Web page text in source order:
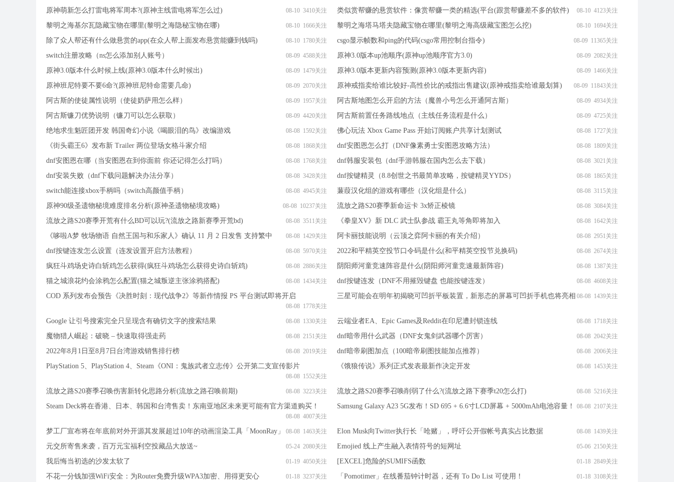
原神萌新怎么打雷电将军周本?(原神主线雷电将军怎么过) 08-10 3410关注 类似赏帮赚的悬赏软件：像赏帮赚一类的精选(平台(跟赏帮赚差不多的软件) 08-10 4123关注
黎明之海基尔瓦隐藏宝物在哪里(黎明之海隐秘宝物在哪) 08-10 1666关注 黎明之海塔马塔夫隐藏宝物在哪里(黎明之海高级藏宝图怎么挖) 08-10 1694关注
除了众人帮还有什么做悬赏的app(在众人帮上面发布悬赏能赚到钱吗) 08-10 1780关注 csgo显示帧数和ping的代码(csgo常用控制台指令) 08-09 11365关注
switch注册攻略（ns怎么添加别人账号） 08-09 4588关注 原神3.0版本up池顺序(原神up池顺序官方3.0) 08-09 2082关注
原神3.0版本什么时候上线(原神3.0版本什么时候出) 08-09 1479关注 原神3.0版本更新内容预测(原神3.0版本更新内容) 08-09 1466关注
原神班尼特要不要6命?(原神班尼特命需要几命) 08-09 2070关注 原神戒指卖给谁比较好-高性价比的戒指出售建议(原神戒指卖给谁最划算) 08-09 11843关注
阿古斯的使徒属性说明（使徒奶萨用怎么样） 08-09 1957关注 阿古斯地图怎么开启的方法（魔兽小号怎么开通阿古斯） 08-09 4934关注
阿古斯镰刀优势说明（镰刀可以怎么获取） 08-09 4420关注 阿古斯前置任务路线地点（主线任务流程是什么） 08-09 4725关注
绝地求生魁匠团开发 韩国奇幻小说《喝眼泪的鸟》改编游戏 08-08 1592关注 佛心玩法 Xbox Game Pass 开始订阅账户共享计划测试 08-08 1727关注
《街头霸王6》发布新 Trailer 两位登场女格斗家介绍 08-08 1868关注 dnf安图恩怎么打（DNF像素勇士安图恩攻略方法） 08-08 1809关注
dnf安图恩在哪（当安图恩在到你面前 你还记得怎么打吗） 08-08 1768关注 dnf韩服安装包（dnf手游韩服在国内怎么去下载） 08-08 3021关注
dnf安装失败（dnf下载问题解决办法分享） 08-08 3428关注 dnf按键精灵（8.8创世之书最简单攻略，按键精灵YYDS） 08-08 1865关注
switch能连接xbox手柄吗（switch高颜值手柄） 08-08 4945关注 蒹葭汉化组的游戏有哪些（汉化组是什么） 08-08 3115关注
原神90级圣遗物秘境难度排名分析(原神圣遗物秘境攻略) 08-08 10237关注 流放之路S20赛季新命运卡 3x矫正棱镜 08-08 3084关注
流放之路S20赛季开荒有什么BD可以玩?(流放之路新赛季开荒bd) 08-08 3511关注 《拳皇XV》新 DLC 武士队参战 霸王丸等角即将加入 08-08 1642关注
《哆啦A梦 牧场物语 自然王国与和乐家人》确认 11 月 2 日发售 支持繁中 08-08 1429关注 阿卡丽技能说明（云顶之弈阿卡丽的有关介绍） 08-08 2951关注
dnf按键连发怎么设置（连发设置开启方法教程） 08-08 5970关注 2022和平精英空投节口令码是什么(和平精英空投节兑换码) 08-08 2674关注
疯狂斗鸡场史诗白斩鸡怎么获得(疯狂斗鸡场怎么获得史诗白斩鸡) 08-08 2886关注 阴阳师河童竞速阵容是什么(阴阳师河童竞速最新阵容) 08-08 1387关注
猫之城浪花约会涂鸦怎么配置(猫之城叛逆主张涂鸦搭配) 08-08 1434关注 dnf按键连发（DNF不用摧毁键盘 也能按键连发） 08-08 4608关注
COD 系列发布会预告《决胜时刻：现代战争2》等新作情报 PS 平台测试即将开启
08-08 1778关注
三星可能会在明年初揭晓可凹折平板装置，新形态的屏幕可凹折手机也将亮相 08-08 1439关注
Google 让引号搜索完全只呈现含有确切文字的搜索结果 08-08 1330关注 云端业者EA、Epic Games及Reddit在印尼遭封锁连线 08-08 1718关注
魔物猎人崛起：破晓 – 快速取得强走药 08-08 2151关注 dnf暗帝用什么武器（DNF女鬼剑武器哪个厉害） 08-08 2042关注
2022年8月1日至8月7日台湾游戏销售排行榜 08-08 2019关注 dnf暗帝刷图加点（100暗帝刷图技能加点推荐） 08-08 2006关注
PlayStation 5、PlayStation 4、Steam《ONI：鬼族武者立志传》公开第二支宣传影片
08-08 1552关注
《饿狼传说》系列正式发表最新作决定开发 08-08 1453关注
流放之路S20赛季召唤伤害新转化思路分析(流放之路召唤前期) 08-08 3223关注 流放之路S20赛季召唤削弱了什么?(流放之路下赛季t20怎么打) 08-08 5216关注
Steam Deck将在香港、日本、韩国和台湾售卖！东南亚地区未来更可能有官方渠道购买！
08-08 4007关注
Samsung Galaxy A23 5G发布！SD 695 + 6.6寸LCD屏幕 + 5000mAh电池容量！ 08-08 2107关注
梦工厂宣布将在年底前对外开源其发展超过10年的动画渲染工具「MoonRay」 08-08 1463关注 Elon Musk向Twitter执行长「呛赌」，呼吁公开假帐号真实占比数据 08-08 1439关注
元交所寄售来袭，百万元宝福利空投藏品大放送~ 05-24 2080关注 Emojied 线上产生融入表情符号的短网址 05-06 2150关注
我后悔当初选的沙发太软了 01-19 4050关注 [EXCEL]危险的SUMIFS函数 01-18 2849关注
不花一分钱加强WiFi安全：为Router免费升级WPA3加密、用得更安心 01-18 3237关注 「Pomotimer」在线番茄钟计时器，还有 To Do List 可使用！ 01-18 3108关注